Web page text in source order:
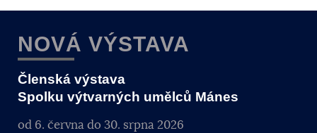
NOVÁ VÝSTAVA
Členská výstava
Spolku výtvarných umělců Mánes
od 6. června do 30. srpna 2026